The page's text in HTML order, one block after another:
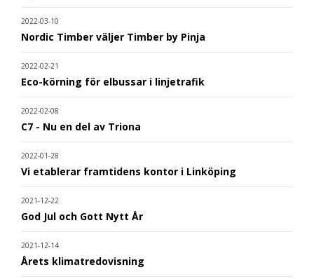
2022-03-10
Nordic Timber väljer Timber by Pinja
2022-02-21
Eco-körning för elbussar i linjetrafik
2022-02-08
C7 - Nu en del av Triona
2022-01-28
Vi etablerar framtidens kontor i Linköping
2021-12-22
God Jul och Gott Nytt År
2021-12-14
Årets klimatredovisning